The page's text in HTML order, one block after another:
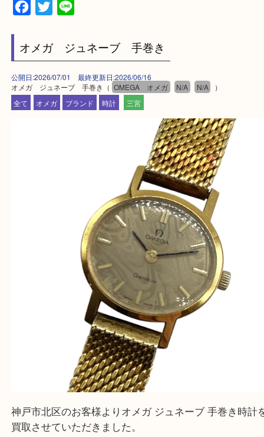
上記地域にない場合も、ご相談下さい。
※品数が多い時・外出できない時・重い時、まとめ
しい時などにご利用下さいませ。
『大吉三宮オーパ2店に来てよかった！』
と思って頂けるよう 精一杯のご案内をいたします
皆様のご来店を従業員一同、心からお待ちしており
Facebook
Twitter
Line
オメガ ジュネーブ 手巻き
公開日:2026/07/01 最終更新日:2026/06/16
オメガ ジュネーブ 手巻き（ OMEGA オメガ
ブランド 時計 三宮